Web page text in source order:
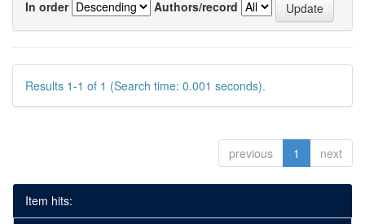
In order
Authors/record
Results 1-1 of 1 (Search time: 0.001 seconds).
previous 1 next
Item hits: